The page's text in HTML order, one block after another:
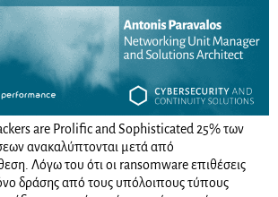
are Prolific and Sophisticated 25% των
ανακαλύπτονται μετά από
Λόγω του ότι οι ransomware επιθέσεις
δράσης από τους υπόλοιπους τύπους